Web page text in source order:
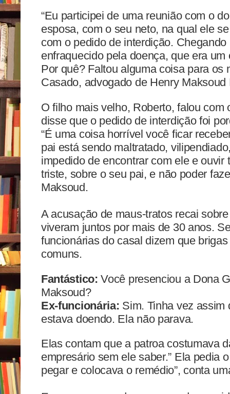
“Eu participei de uma reunião com o
esposa, com o seu neto, na qual ele
com o pedido de interdição.
enfraquecido pela doença, que era um
Por quê? Faltou alguma coisa para os
Casado, advogado de Henry Maksoud
O filho mais velho, Roberto, falou com
disse que o pedido de interdição foi
“É uma coisa horrível você ficar
pai está sendo maltratado,
impedido de encontrar com ele e ouvir
triste, sobre o seu pai, e não poder
Maksoud.
A acusação de maus-tratos recai
viveram juntos por mais de 30 anos.
funcionárias do casal dizem que
comuns.
Fantástico:Você presenciou a Dona
Maksoud?
Ex-funcionária: Sim. Tinha vez assim
estava doendo. Ela não parava.
Elas contam que a patroa costumava
empresário sem ele saber.” Ela pedia
pegar e colocava o remédio”, conta